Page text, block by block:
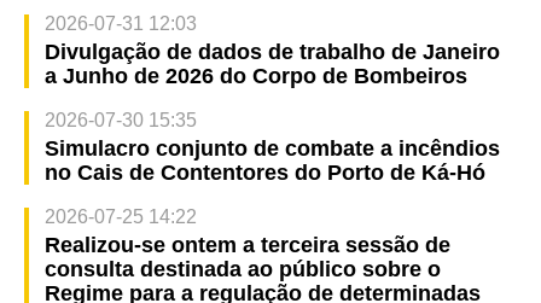
2026-07-31 12:03
Divulgação de dados de trabalho de Janeiro
a Junho de 2026 do Corpo de Bombeiros
2026-07-30 15:35
Simulacro conjunto de combate a incêndios
no Cais de Contentores do Porto de Ká-Hó
2026-07-25 14:22
Realizou-se ontem a terceira sessão de
consulta destinada ao público sobre o
Regime para a regulação de determinadas